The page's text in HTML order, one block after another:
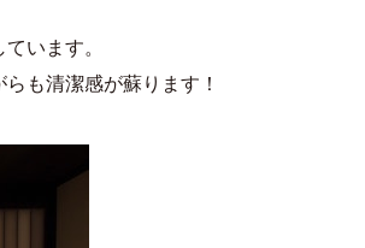
います。
も清潔感が蘇ります！